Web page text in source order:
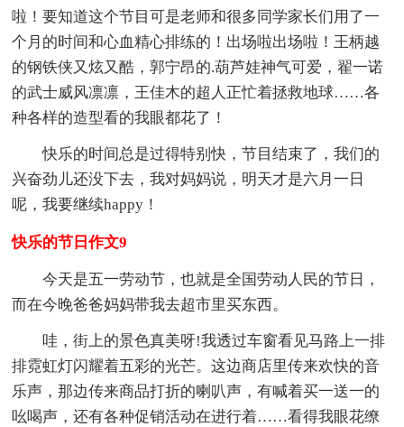
啦！要知道这个节目可是老师和很多同学家长们用了一
个月的时间和心血精心排练的！出场啦出场啦！王柄越
的钢铁侠又炫又酷，郭宁昂的.葫芦娃神气可爱，翟一诺
的武士威风凛凛，王佳木的超人正忙着拯救地球……各
种各样的造型看的我眼都花了！
快乐的时间总是过得特别快，节目结束了，我们的
兴奋劲儿还没下去，我对妈妈说，明天才是六月一日
呢，我要继续happy！
快乐的节日作文9
今天是五一劳动节，也就是全国劳动人民的节日，
而在今晚爸爸妈妈带我去超市里买东西。
哇，街上的景色真美呀!我透过车窗看见马路上一排
排霓虹灯闪耀着五彩的光芒。这边商店里传来欢快的音
乐声，那边传来商品打折的喇叭声，有喊着买一送一的
吆喝声，还有各种促销活动在进行着……看得我眼花缭